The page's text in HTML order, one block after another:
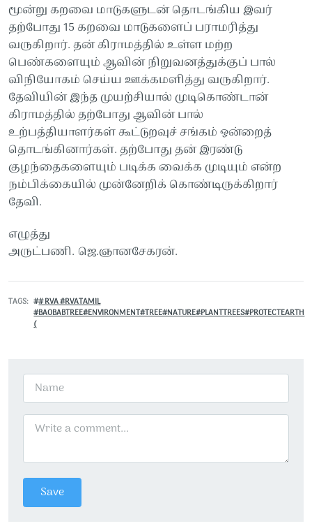
மூன்று கறவை மாடுகளுடன் தொடங்கிய இவர்
தற்போது 15 கறவை மாடுகளைப் பராமரித்து
வருகிறார். தன் கிராமத்தில் உள்ள மற்ற
பெண்களையும் ஆவின் நிறுவனத்துக்குப் பால்
விநியோகம் செய்ய ஊக்கமளித்து வருகிறார்.
தேவியின் இந்த முயற்சியால் முடிகொண்டான்
கிராமத்தில் தற்போது ஆவின் பால்
உற்பத்தியாளர்கள் கூட்டுறவுச் சங்கம் ஒன்றைத்
தொடங்கினார்கள். தற்போது தன் இரண்டு
குழந்தைகளையும் படிக்க வைக்க முடியும் என்ற
நம்பிக்கையில் முன்னேறிக் கொண்டிருக்கிறார்
தேவி.
எழுத்து
அருட்பணி. ஜெ.ஞானசேகரன்.
TAGS
# RVA #RVATAMIL
#BAOBABTREE#ENVIRONMENT#TREE#NATURE#PLANTTREES#PROTECTEARTH
(